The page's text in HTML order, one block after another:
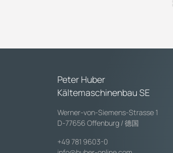
Peter Huber
Kältemaschinenbau SE
Werner-von-Siemens-Strasse 1
D-77656 Offenburg / 德国
+49 781 9603-0